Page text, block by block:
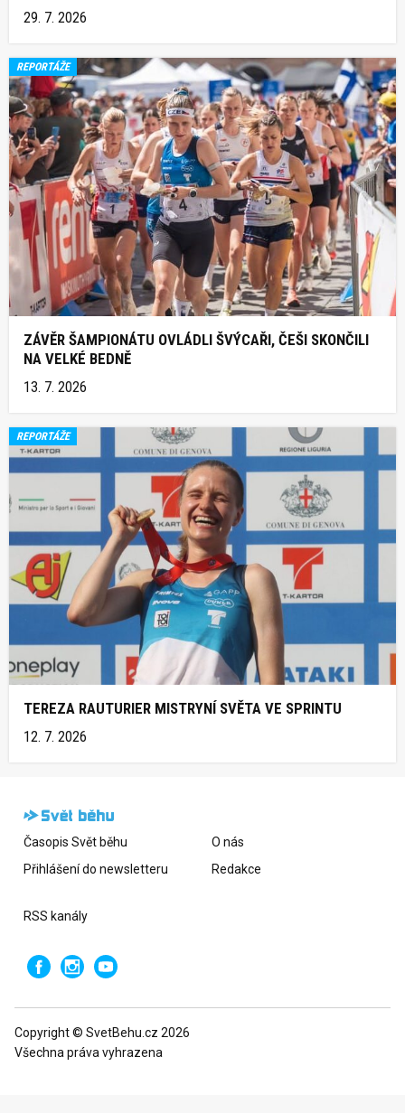
29. 7. 2026
REPORTÁŽE
ZÁVĚR ŠAMPIONÁTU OVLÁDLI ŠVÝCAŘI, ČEŠI SKONČILI
NA VELKÉ BEDNĚ
13. 7. 2026
REPORTÁŽE
TEREZA RAUTURIER MISTRYNÍ SVĚTA VE SPRINTU
12. 7. 2026
Časopis Svět běhu
Přihlášení do newsletteru
O nás
Redakce
RSS kanály
Copyright © SvetBehu.cz 2026
Všechna práva vyhrazena